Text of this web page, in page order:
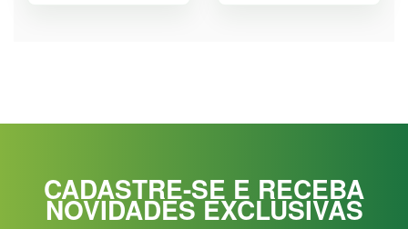
CADASTRE-SE E RECEBA
NOVIDADES EXCLUSIVAS